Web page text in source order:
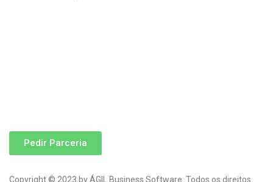
Pedir Parceria
Copyright © 2023 by ÁGIL Business Software. Todos os direitos